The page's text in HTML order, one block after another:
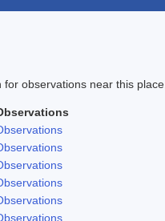
observations near this place.